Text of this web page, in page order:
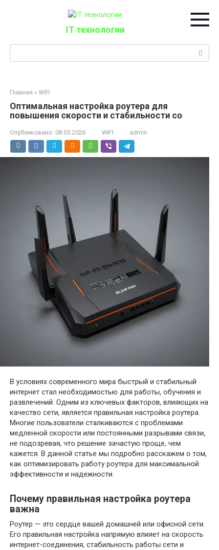
IT технологии
Главная » WIFI
Оптимальная настройка роутера для
повышения скорости и стабильности со
Опубликовано: 08.05.2026 WIFI admin
В условиях современного мира быстрый и стабильный
интернет стал необходимостью для работы, обучения и
развлечений. Одним из ключевых факторов, влияющих на
качество сети, является правильная настройка роутера.
Многие пользователи сталкиваются с проблемами
медленной скорости или постоянными разрывами связи,
не подозревая, что решение зачастую проще, чем
кажется. В данной статье мы подробно расскажем о том,
как оптимизировать работу роутера для максимальной
эффективности и надежности.
Почему правильная настройка роутера
важна
Роутер — это сердце вашей домашней или офисной сети.
Его правильная настройка напрямую влияет на скорость
интернет-соединения, стабильность работы сети и